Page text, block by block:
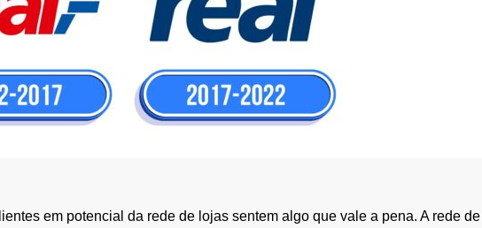
em potencial da rede de lojas sentem algo que vale a pena. A rede de